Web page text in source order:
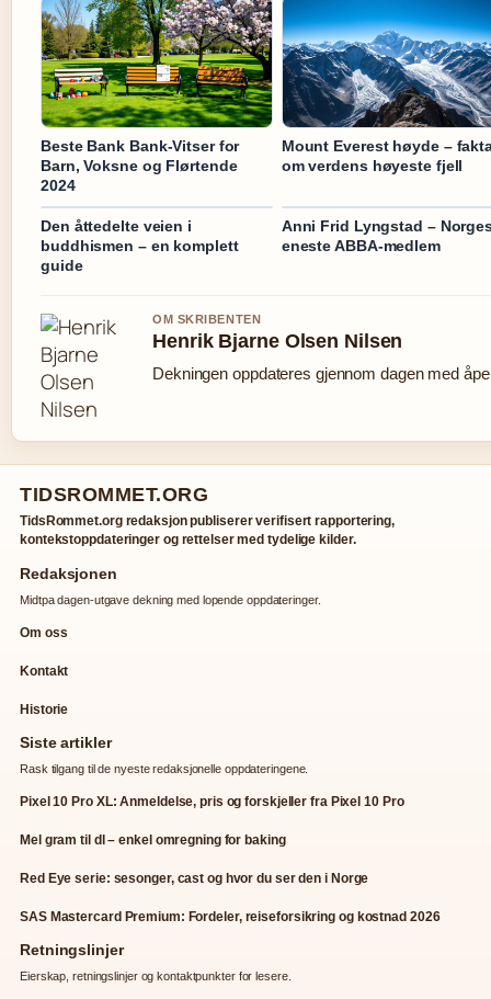
Beste Bank Bank-Vitser for
Barn, Voksne og Flørtende
2024
Mount Everest høyde –
om verdens høyeste fjell
Den åttedelte veien i
buddhismen – en komplett
guide
Anni Frid Lyngstad –
eneste ABBA-medlem
OM SKRIBENTEN
Henrik Bjarne Olsen Nilsen
Dekningen oppdateres gjennom dagen med
TIDSROMMET.ORG
TidsRommet.org redaksjon publiserer verifisert rapportering,
kontekstoppdateringer og rettelser med tydelige kilder.
Redaksjonen
Midtpa dagen-utgave dekning med lopende oppdateringer.
Om oss
Kontakt
Historie
Siste artikler
Rask tilgang til de nyeste redaksjonelle oppdateringene.
Pixel 10 Pro XL: Anmeldelse, pris og forskjeller fra Pixel 10 Pro
Mel gram til dl – enkel omregning for baking
Red Eye serie: sesonger, cast og hvor du ser den i Norge
SAS Mastercard Premium: Fordeler, reiseforsikring og kostnad 2026
Retningslinjer
Eierskap, retningslinjer og kontaktpunkter for lesere.